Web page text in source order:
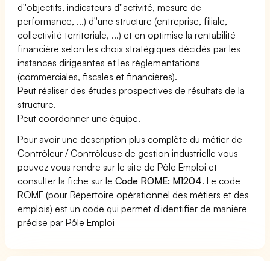
d''objectifs, indicateurs d''activité, mesure de
performance, ...) d''une structure (entreprise, filiale,
collectivité territoriale, ...) et en optimise la rentabilité
financière selon les choix stratégiques décidés par les
instances dirigeantes et les règlementations
(commerciales, fiscales et financières).
Peut réaliser des études prospectives de résultats de la
structure.
Peut coordonner une équipe.
Pour avoir une description plus complète du métier de
Contrôleur / Contrôleuse de gestion industrielle vous
pouvez vous rendre sur le site de Pôle Emploi et
consulter la fiche sur leCode ROME: M1204. Le code
ROME (pour Répertoire opérationnel des métiers et des
emplois) est un code qui permet d'identifier de manière
précise par Pôle Emploi